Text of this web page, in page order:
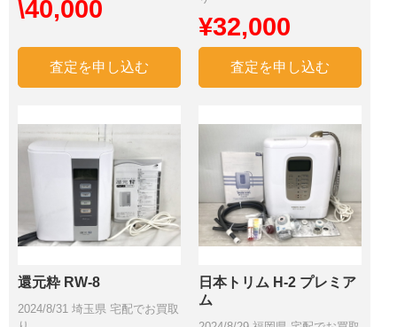
\40,000
査定を申し込む
¥32,000
査定を申し込む
還元粋 RW-8
2024/8/31 埼玉県 宅配でお買取
日本トリム H-2 プレミア
ム